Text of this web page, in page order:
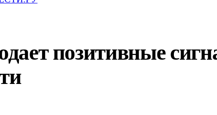
позитивные